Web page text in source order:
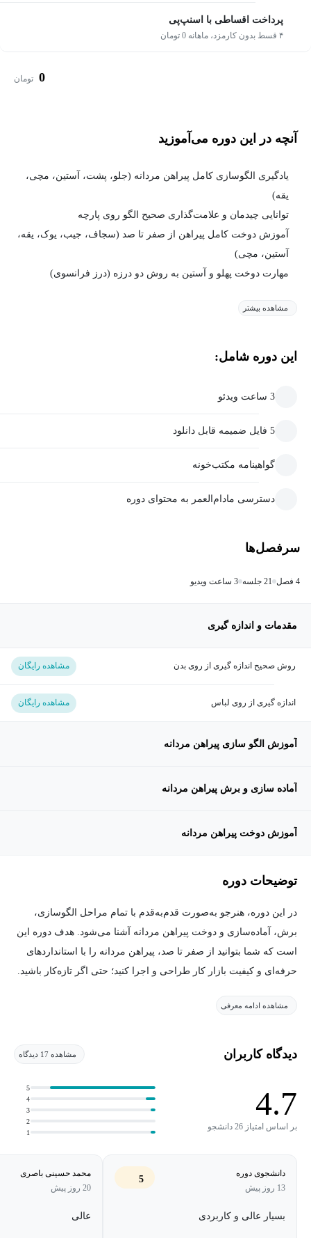
پرداخت اقساطی با اسنپ‌پی
۴ قسط بدون کارمزد، ماهانه 0 تومان
0 تومان
آنچه در این دوره می‌آموزید
یادگیری الگو‌سازی کامل پیراهن مردانه (جلو، پشت، آستین، مچی،
یقه)
توانایی چیدمان و علامت‌گذاری صحیح الگو روی پارچه
آموزش دوخت کامل پیراهن از صفر تا صد (سجاف، جیب، یوک، یقه،
آستین، مچی)
مهارت دوخت پهلو و آستین به روش دو درزه (درز فرانسوی)
مشاهده بیشتر
این دوره شامل:
3 ساعت ویدئو
5 فایل ضمیمه قابل دانلود
گواهینامه مکتب‌خونه
دسترسی مادام‌العمر به محتوای دوره
سرفصل‌ها
4 فصل 21 جلسه 3 ساعت ویدیو
مقدمات و اندازه گیری
روش صحیح اندازه گیری از روی بدن مشاهده رایگان
اندازه گیری از روی لباس مشاهده رایگان
آموزش الگو سازی پیراهن مردانه
آماده سازی و برش پیراهن مردانه
آموزش دوخت پیراهن مردانه
توضیحات دوره
در این دوره، هنرجو به‌صورت قدم‌به‌قدم با تمام مراحل الگو‌سازی،
برش، آماده‌سازی و دوخت پیراهن مردانه آشنا می‌شود. هدف دوره این
است که شما بتوانید از صفر تا صد، پیراهن مردانه را با استانداردهای
حرفه‌ای و کیفیت بازار کار طراحی و اجرا کنید؛ حتی اگر تازه‌کار باشید.
در ابتدای دوره، با اندازه‌گیری صحیح و الگو‌سازی استاندارد شروع
سپس الگوی آستین، بلیطی، مچی و یقه به‌صورت کاملاً دقیق آموزش
داده می‌شود. پس از پایان الگو‌سازی، وارد مرحله آماده‌سازی پارچه،
چیدمان الگو و علامت‌گذاری اصولی روی پارچه می‌شویم تا برش‌ها
بدون خطا و کاملاً استاندارد انجام شوند.
اتوکشی و قالب‌گیری، آماده دوخت می‌شویم تا هر بخش از لباس فرم
مشاهده ادامه معرفی
دیدگاه کاربران مشاهده 17 دیدگاه
4.7
بر اساس امتیاز 26 دانشجو
1
2
3
4
5
دانشجوی دوره
13 روز پیش
5
بسیار عالی و کاربردی
محمد حسینی باصری
20 روز پیش
عالی